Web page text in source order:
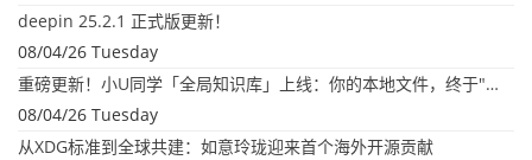
deepin 25.2.1 正式版更新！
08/04/26 Tuesday
重磅更新！小U同学「全局知识库」上线：你的本地文件，终于"活"起来了
08/04/26 Tuesday
从XDG标准到全球共建：如意玲珑迎来首个海外开源贡献